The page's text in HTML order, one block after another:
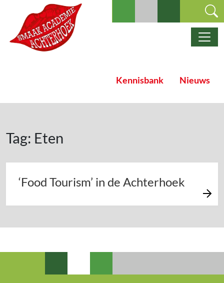
Ga naar de inhoud
Hoofdnavigatie
Kennisbank Nieuws
Tag: Eten
‘Food Tourism’ in de Achterhoek